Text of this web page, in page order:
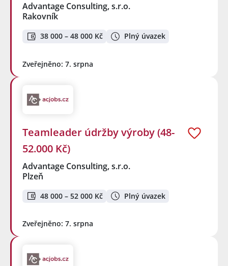
Advantage Consulting, s.r.o.
Rakovník
38 000 – 48 000 Kč Plný úvazek
Zveřejněno: 7. srpna
Teamleader údržby výroby (48-
52.000 Kč)
Advantage Consulting, s.r.o.
Plzeň
48 000 – 52 000 Kč Plný úvazek
Zveřejněno: 7. srpna